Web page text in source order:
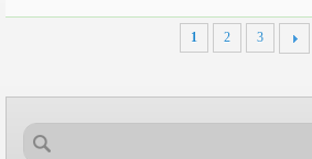
1 2 3